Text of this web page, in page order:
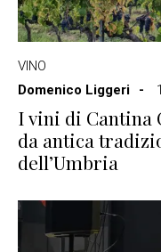
VINO
Domenico Liggeri
I vini di Cantina
da antica
dell’Umbria